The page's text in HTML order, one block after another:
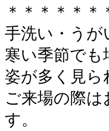
＊＊＊＊＊＊
手洗い・うが
寒い季節で
姿が多く見ら
ご来場の際
す。